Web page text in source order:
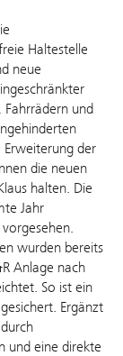
Haltestelle
neue
und
Erweiterung der
die neuen
halten. Die
Jahr
wurden bereits
Anlage nach
So ist ein
Ergänzt
und eine direkte